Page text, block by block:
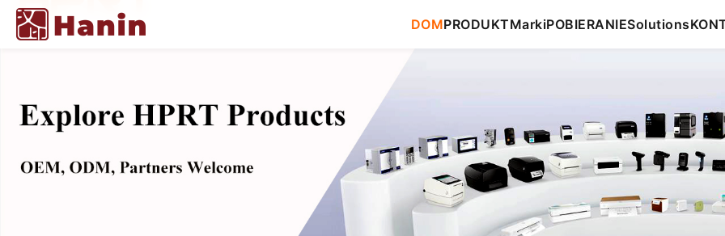
DOMPRODUKTMarkiPOBIERANIESolutions